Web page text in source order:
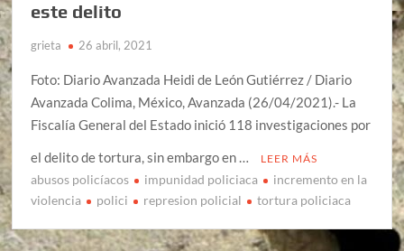
este delito
grieta 26 abril, 2021
Foto: Diario Avanzada Heidi de León Gutiérrez / Diario
Avanzada Colima, México, Avanzada (26/04/2021).- La
Fiscalía General del Estado inició 118 investigaciones por
el delito de tortura, sin embargo en …
LEER MÁS
abusos policíacos impunidad policiaca
incremento en la
violencia
polici represion policial tortura policiaca